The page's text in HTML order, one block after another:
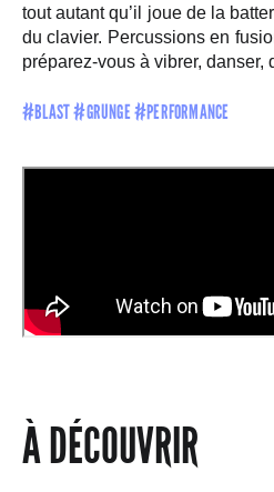
tout autant qu’il joue de la
du clavier. Percussions en
préparez-vous à vibrer, danser,
#BLAST #GRUNGE #PERFORMANCE
À DÉCOUVRIR